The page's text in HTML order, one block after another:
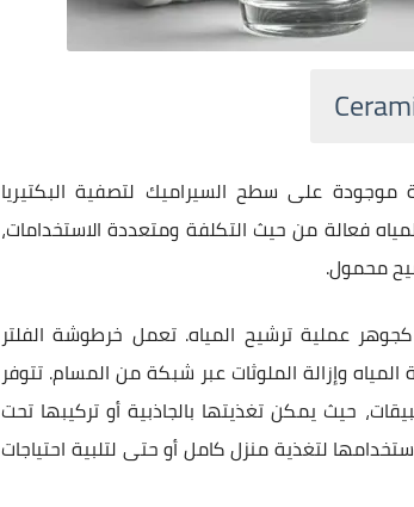
على سطح السيراميك لتصفية البكتيريا
فعالة من حيث التكلفة ومتعددة الاستخدامات،
محمول.
عملية ترشيح المياه. تعمل خرطوشة الفلتر
وإزالة الملوثات عبر شبكة من المسام. تتوفر
حيث يمكن تغذيتها بالجاذبية أو تركيبها تحت
لتغذية منزل كامل أو حتى لتلبية احتياجات